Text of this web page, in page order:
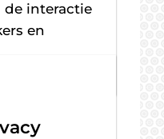
de interactie
en